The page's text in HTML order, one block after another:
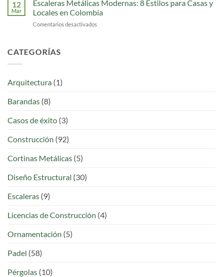
para
Instalaciones
Calculadora
Estructural
12
Mar
Escaleras Metálicas Modernas: 8 Estilos para Casas y
Locales en Colombia
Comentarios desactivados
CATEGORÍAS
Arquitectura (1)
Barandas (8)
Casos de éxito (3)
Construcción (92)
Cortinas Metálicas (5)
Diseño Estructural (30)
Escaleras (9)
Licencias de Construcción (4)
Ornamentación (5)
Padel (58)
Pérgolas (10)